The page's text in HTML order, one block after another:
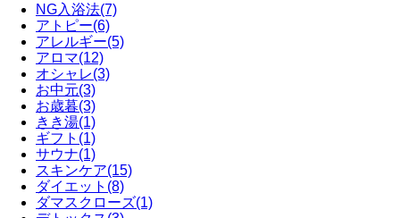
NG入浴法(7)
アトピー(6)
アレルギー(5)
アロマ(12)
オシャレ(3)
お中元(3)
お歳暮(3)
きき湯(1)
ギフト (1)
サウナ(1)
スキンケア(15)
ダイエット (8)
ダマスクローズ(1)